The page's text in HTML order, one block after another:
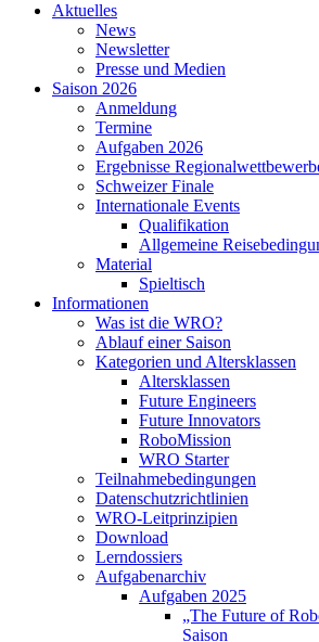
Aktuelles
News
Newsletter
Presse und Medien
Saison 2026
Anmeldung
Termine
Aufgaben 2026
Ergebnisse
Schweizer Finale
Internationale Events
Qualifikation
Allgemeine
Material
Spieltisch
Informationen
Was ist die WRO?
Ablauf einer Saison
Kategorien und Altersklassen
Altersklassen
Future Engineers
Future Innovators
RoboMission
WRO Starter
Teilnahmebedingungen
Datenschutzrichtlinien
WRO-Leitprinzipien
Download
Lerndossiers
Aufgabenarchiv
Aufgaben 2025
„The Future of
Saison